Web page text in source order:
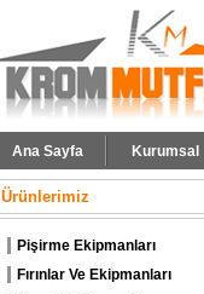
Ana Sayfa Kurumsal
Ürünlerimiz
Pişirme Ekipmanları
Fırınlar Ve Ekipmanları